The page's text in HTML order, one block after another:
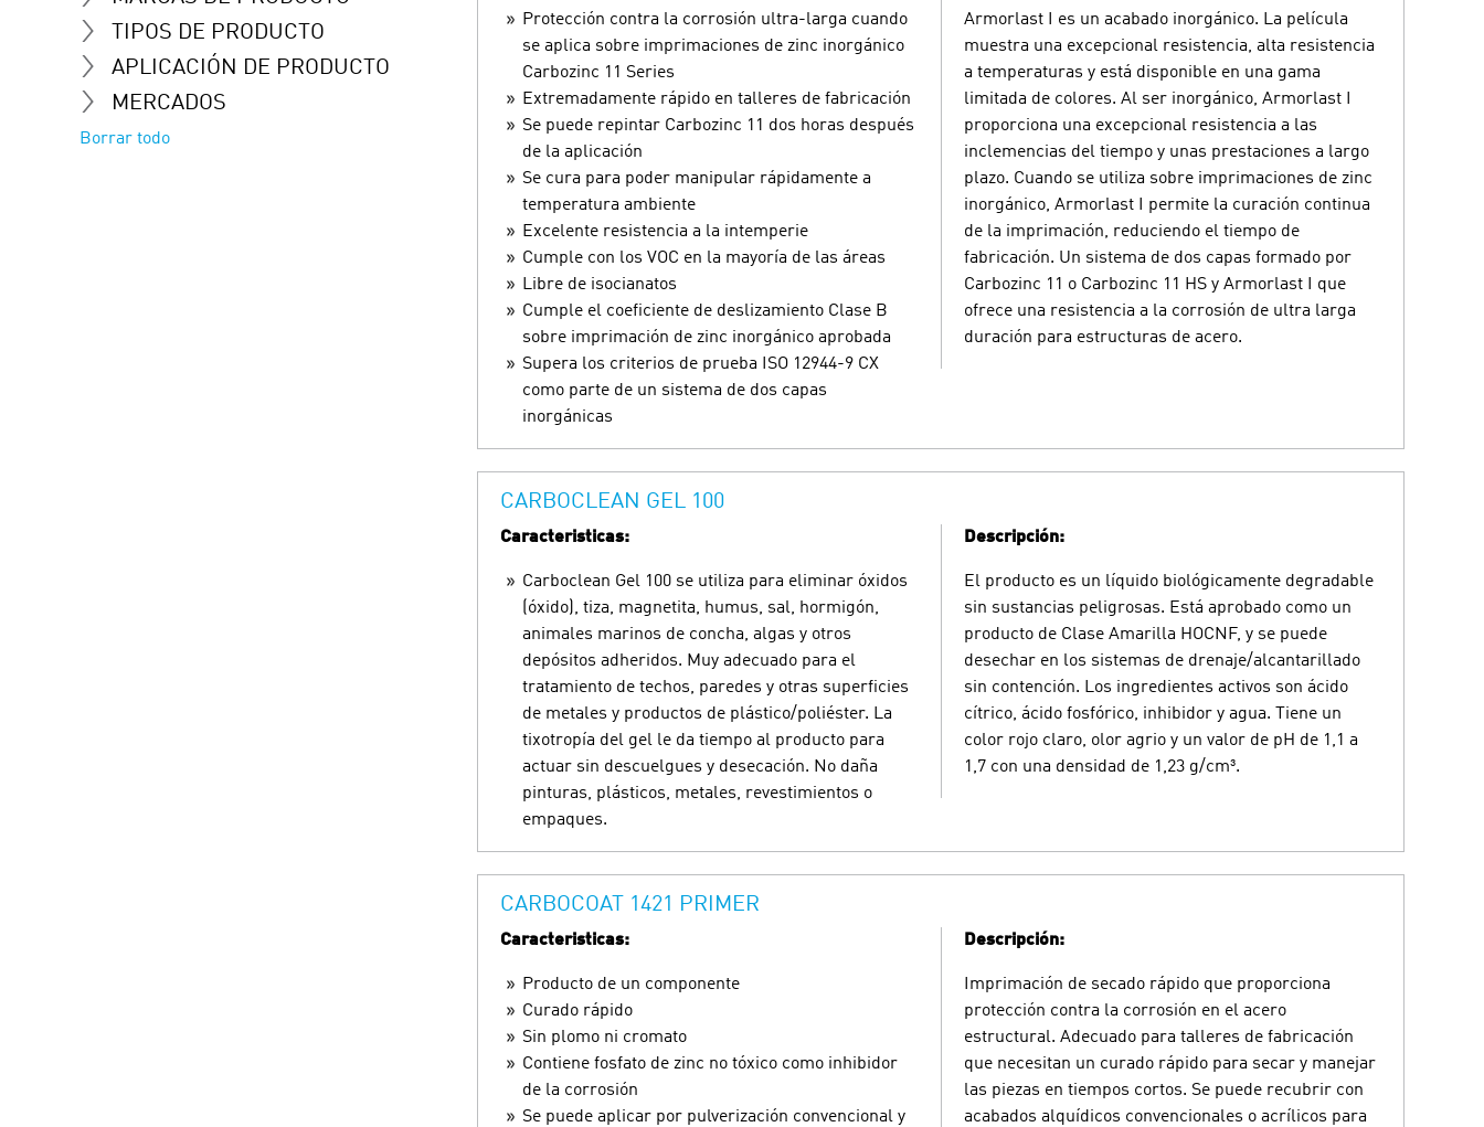
TIPOS DE PRODUCTO
APLICACIÓN DE PRODUCTO
MERCADOS
Borrar todo
Protección contra la corrosión ultra-larga cuando
se aplica sobre imprimaciones de zinc inorgánico
Carbozinc 11 Series
Extremadamente rápido en talleres de fabricación
Se puede repintar Carbozinc 11 dos horas después
de la aplicación
Se cura para poder manipular rápidamente a
temperatura ambiente
Excelente resistencia a la intemperie
Cumple con los VOC en la mayoría de las áreas
Libre de isocianatos
Cumple el coeficiente de deslizamiento Clase B
sobre imprimación de zinc inorgánico aprobada
Supera los criterios de prueba ISO 12944-9 CX
como parte de un sistema de dos capas
inorgánicas
Armorlast I es un acabado inorgánico. La película
muestra una excepcional resistencia, alta resistencia
a temperaturas y está disponible en una gama
limitada de colores. Al ser inorgánico, Armorlast I
proporciona una excepcional resistencia a las
inclemencias del tiempo y unas prestaciones a largo
plazo. Cuando se utiliza sobre imprimaciones de zinc
inorgánico, Armorlast I permite la curación continua
de la imprimación, reduciendo el tiempo de
fabricación. Un sistema de dos capas formado por
Carbozinc 11 o Carbozinc 11 HS y Armorlast I que
ofrece una resistencia a la corrosión de ultra larga
duración para estructuras de acero.
CARBOCLEAN GEL 100
Caracteristicas:
Carboclean Gel 100 se utiliza para eliminar óxidos
(óxido), tiza, magnetita, humus, sal, hormigón,
animales marinos de concha, algas y otros
depósitos adheridos. Muy adecuado para el
tratamiento de techos, paredes y otras superficies
de metales y productos de plástico/poliéster. La
tixotropía del gel le da tiempo al producto para
actuar sin descuelgues y desecación. No daña
pinturas, plásticos, metales, revestimientos o
empaques.
Descripción:
El producto es un líquido biológicamente degradable
sin sustancias peligrosas. Está aprobado como un
producto de Clase Amarilla HOCNF, y se puede
desechar en los sistemas de drenaje/alcantarillado
sin contención. Los ingredientes activos son ácido
cítrico, ácido fosfórico, inhibidor y agua. Tiene un
color rojo claro, olor agrio y un valor de pH de 1,1 a
1,7 con una densidad de 1,23 g/cm³.
CARBOCOAT 1421 PRIMER
Caracteristicas:
Producto de un componente
Curado rápido
Sin plomo ni cromato
Contiene fosfato de zinc no tóxico como inhibidor
de la corrosión
Se puede aplicar por pulverización convencional y
Descripción:
Imprimación de secado rápido que proporciona
protección contra la corrosión en el acero
estructural. Adecuado para talleres de fabricación
que necesitan un curado rápido para secar y manejar
las piezas en tiempos cortos. Se puede recubrir con
acabados alquídicos convencionales o acrílicos para